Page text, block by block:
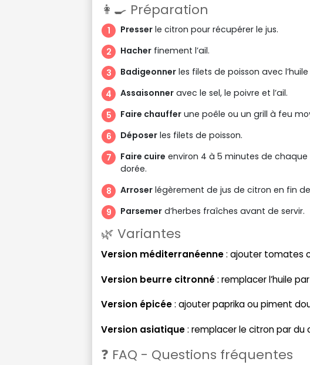
👩‍🍳 Préparation
Presser le citron pour récupérer le jus.
Hacher finement l’ail.
Badigeonner les filets de poisson avec
Assaisonner avec le sel, le poivre et l’ail.
Faire chauffer une poêle ou un grill à feu
Déposer les filets de poisson.
Faire cuire environ 4 à 5 minutes de
dorée.
Arroser légèrement de jus de citron en fin
Parsemer d’herbes fraîches avant de servir.
🌿 Variantes
Version méditerranéenne: ajouter tomates
Version beurre citronné: remplacer l’huile
Version épicée: ajouter paprika ou piment
Version asiatique: remplacer le citron par
❓ FAQ - Questions fréquentes